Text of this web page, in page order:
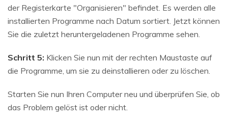
der Registerkarte "Organisieren" befindet. Es werden alle
installierten Programme nach Datum sortiert. Jetzt können
Sie die zuletzt heruntergeladenen Programme sehen.
Schritt 5: Klicken Sie nun mit der rechten Maustaste auf
die Programme, um sie zu deinstallieren oder zu löschen.
Starten Sie nun Ihren Computer neu und überprüfen Sie, ob
das Problem gelöst ist oder nicht.